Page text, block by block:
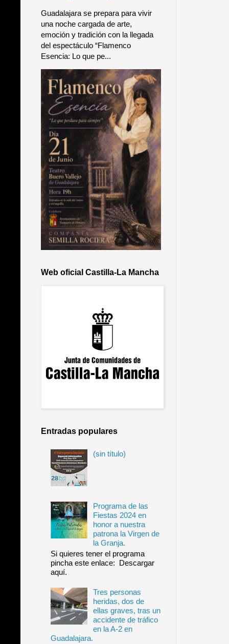
Guadalajara se prepara para vivir
una noche cargada de arte,
emoción y tradición con la llegada
del espectáculo “Flamenco
Esencia: Lo que pe...
Web oficial Castilla-La Mancha
Entradas populares
(sin título)
Programa de las
Fiestas 2024 en
honor a nuestra
patrona la Virgen de
la Granja.
Si quieres tener el programa
pincha este enlace: Descargar
aquí.
Tres personas
heridas, dos de
ellas graves, tras un
accidente de tráfico
en la A-2 en
Guadalajara.